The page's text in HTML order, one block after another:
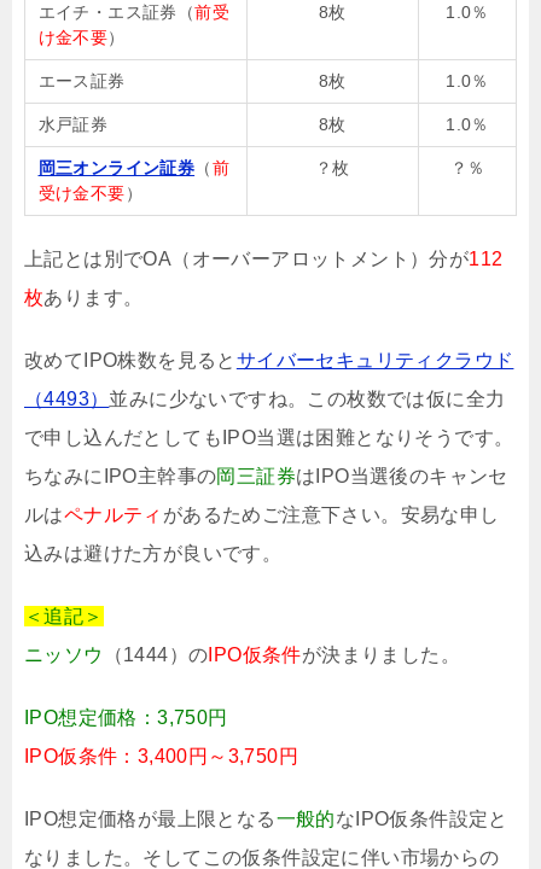
エイチ・エス証券（前受
け金不要）
8枚 1.0％
エース証券 8枚 1.0％
水戸証券 8枚 1.0％
岡三オンライン証券 （前
受け金不要）
？枚 ？％
上記とは別でOA（オーバーアロットメント）分が112
枚あります。
改めてIPO株数を見ると サイバーセキュリティクラウド
（4493） 並みに少ないですね。この枚数では仮に全力
で申し込んだとしてもIPO当選は困難となりそうです。
ちなみにIPO主幹事の岡三証券はIPO当選後のキャンセ
ルはペナルティ があるためご注意下さい。安易な申し
込みは避けた方が良いです。
＜追記＞
ニッソウ
（1444）の IPO仮条件が決まりました。
IPO想定価格：3,750円
IPO仮条件：3,400円～3,750円
IPO想定価格が最上限となる一般的なIPO仮条件設定と
なりました。そしてこの仮条件設定に伴い市場からの